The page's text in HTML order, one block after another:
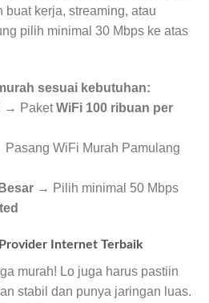
buat kerja, streaming, atau
pilih minimal 30 Mbps ke atas
sesuai kebutuhan:
→ PaketWiFi 100 ribuan per
Pasang WiFi Murah Pamulang
→ Pilih minimal 50 Mbps
Internet Terbaik
murah! Lo juga harus pastiin
stabil dan punya jaringan luas.